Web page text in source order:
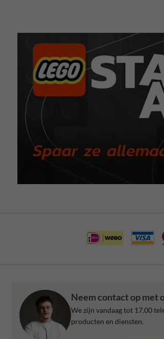
Neem contact op met
We zijn vandaag tot 17.00
producten en diensten.